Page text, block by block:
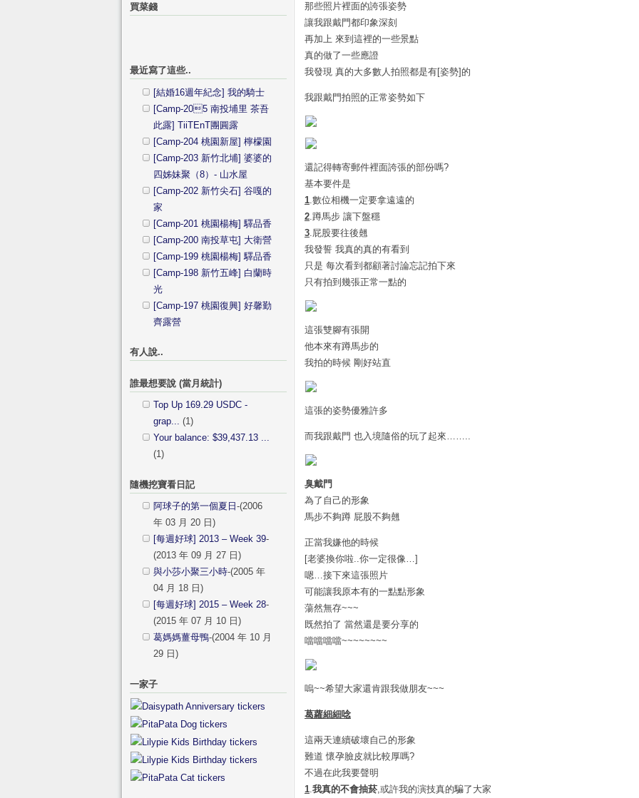
那些照片裡面的誇張姿勢
讓我跟戴門都印象深刻
再加上 來到這裡的一些景點
真的做了一些應證
我發現 真的大多數人拍照都是有[姿勢]的
我跟戴門拍照的正常姿勢如下
還記得轉寄郵件裡面誇張的部份嗎?
基本要件是
1.數位相機一定要拿遠遠的
2.蹲馬步 讓下盤穩
3.屁股要往後翹
我發誓 我真的真的有看到
只是 每次看到都顧著討論忘記拍下來
只有拍到幾張正常一點的
這張雙腳有張開
他本來有蹲馬步的
我拍的時候 剛好站直
這張的姿勢優雅許多
而我跟戴門 也入境隨俗的玩了起來……..
臭戴門
為了自己的形象
馬步不夠蹲 屁股不夠翹
正當我嫌他的時候
[老婆換你啦..你一定很像…]
嗯…接下來這張照片
可能讓我原本有的一點點形象
蕩然無存~~~
既然拍了 當然還是要分享的
噹噹噹噹~~~~~~~~
嗚~~希望大家還肯跟我做朋友~~~
葛蘿細細唸
這兩天連續破壞自己的形象
難道 懷孕臉皮就比較厚嗎?
不過在此我要聲明
1.我真的不會抽菸,或許我的演技真的騙了大家
買菜錢
最近寫了這些..
[結婚16週年紀念] 我的騎士
[Camp-205 南投埔里 茶吾
此露] TiiTEnT團圓露
[Camp-204 桃園新屋] 檸檬園
[Camp-203 新竹北埔] 婆婆的
四姊妹聚（8）- 山水屋
[Camp-202 新竹尖石] 谷嘎的
家
[Camp-201 桃園楊梅] 驛品香
[Camp-200 南投草屯] 大衛營
[Camp-199 桃園楊梅] 驛品香
[Camp-198 新竹五峰] 白蘭時
光
[Camp-197 桃園復興] 好馨勤
齊露營
有人說..
誰最想要說 (當月統計)
Top Up 169.29 USDC -
grap... (1)
Your balance: $39,437.13 ...
(1)
隨機挖寶看日記
阿球子的第一個夏日 -(2006
年 03 月 20 日)
[每週好球] 2013 – Week 39-
(2013 年 09 月 27 日)
與小莎小聚三小時-(2005 年
04 月 18 日)
[每週好球] 2015 – Week 28-
(2015 年 07 月 10 日)
葛媽媽薑母鴨-(2004 年 10 月
29 日)
一家子